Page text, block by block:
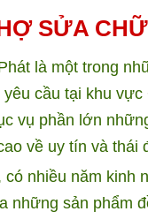
SỬA
là một trong
cầu tại khu
vụ phần lớn
về uy tín và thái
nhiều năm kinh
những sản phẩm